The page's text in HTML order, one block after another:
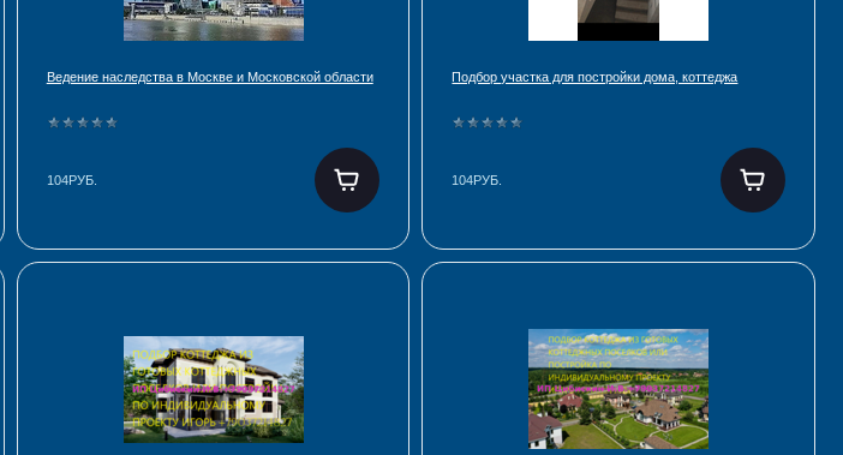
Ведение наследства в Москве и Московской области
104РУБ.
Подбор участка для постройки дома, коттеджа
104РУБ.